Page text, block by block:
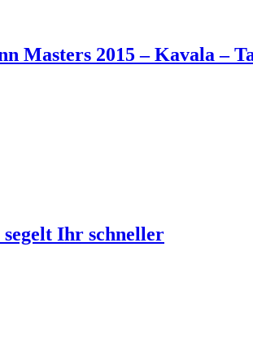
Masters 2015 – Kavala –
segelt Ihr schneller